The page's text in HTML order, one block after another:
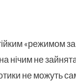
«режимом
нічим не
не можуть